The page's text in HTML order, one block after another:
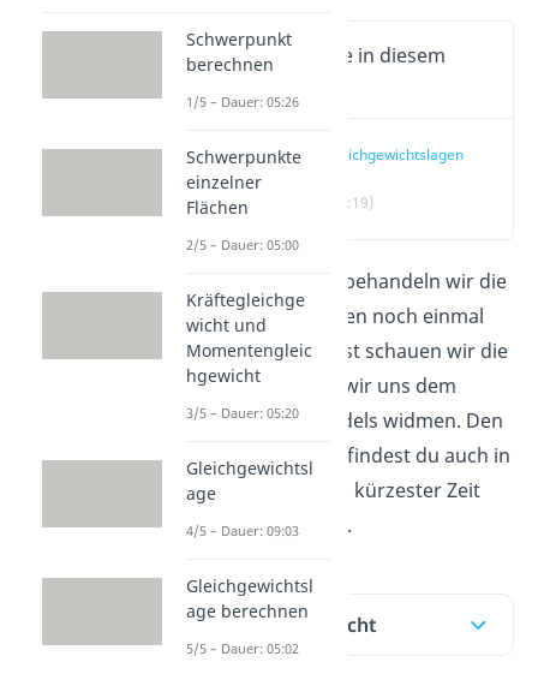
Wichtige Inhalte in diesem
Gleichgewichtslagen
(00:19)
In diesem Beitrag behandeln wir die
Gleichgewichtslagen noch einmal
vertiefender. Zuerst schauen wir die
Theorie an, bevor wir uns dem
Beispiel eines Pendels widmen. Den
kompletten Inhalt findest du auch in
unserem
, in kürzester Zeit
zusammengefasst.
Inhaltsübersicht
Schwerpunkt
berechnen
1/5 – Dauer: 05:26
Schwerpunkte
einzelner
Flächen
2/5 – Dauer: 05:00
Kräftegleichge
wicht und
Momentengleic
hgewicht
3/5 – Dauer: 05:20
Gleichgewichtsl
age
4/5 – Dauer: 09:03
Gleichgewichtsl
age berechnen
5/5 – Dauer: 05:02